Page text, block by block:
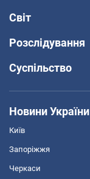
Світ
Розслідування
Суспільство
Новини України
Київ
Запоріжжя
Черкаси